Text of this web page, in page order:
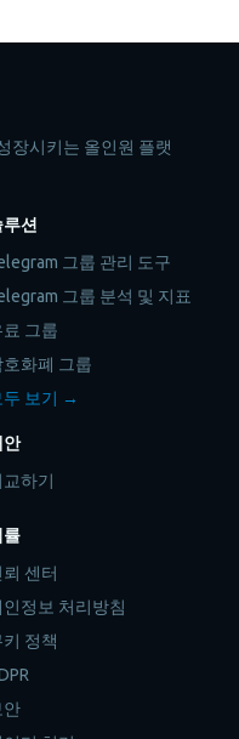
장시키는 올인원 플랫
루션
그룹 관리 도구
그룹 분석 및 지표
료 그룹
호화폐 그룹
두 보기 →
안
교하기
률
뢰 센터
인정보 처리방침
키 정책
안